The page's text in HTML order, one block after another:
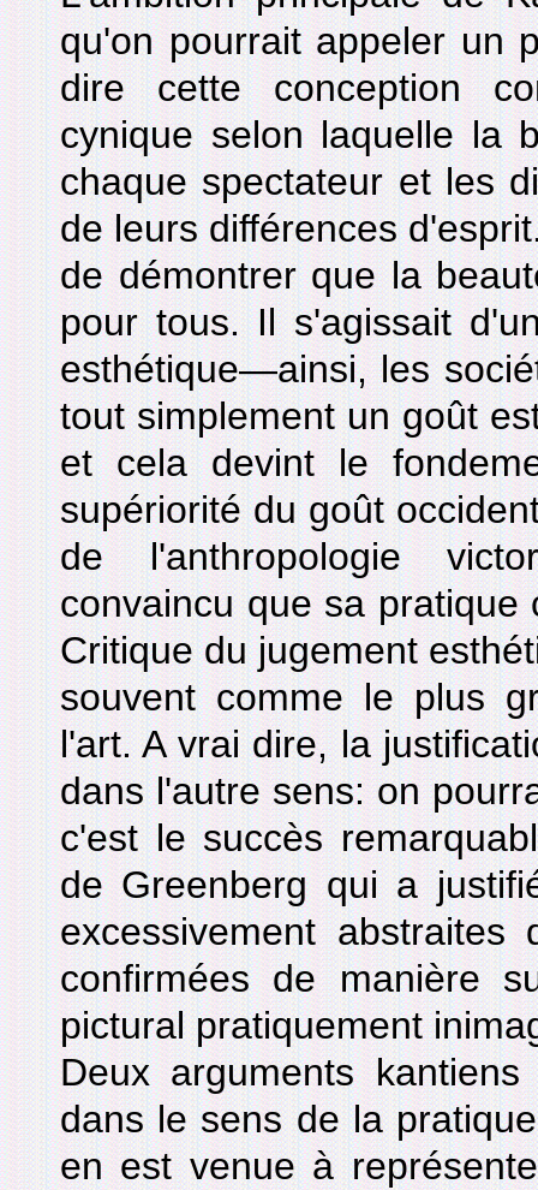
qu'on pourrait appeler un
dire cette conception
cynique selon laquelle la
chaque spectateur et les
de leurs différences
de démontrer que la
pour tous. Il s'agissait
esthétique—ainsi, les
tout simplement un goût
et cela devint le
supériorité du goût
de l'anthropologie
convaincu que sa
Critique du jugement
souvent comme le plus
l'art. A vrai dire, la
dans l'autre sens: on
c'est le succès
de Greenberg qui a
excessivement
confirmées de manière
pictural pratiquement
Deux arguments
dans le sens de la
en est venue à